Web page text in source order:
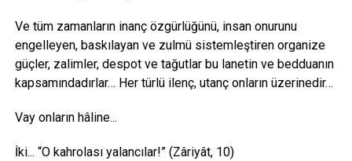
Ve tüm zamanların inanç özgürlüğünü, insan onurunu
engelleyen, baskılayan ve zulmü sistemleştiren organize
güçler, zalimler, despot ve tağutlar bu lanetin ve bedduanın
kapsamındadırlar… Her türlü ilenç, utanç onların üzerinedir…
Vay onların hâline...
İki... “O kahrolası yalancılar!” (Zâriyât, 10)